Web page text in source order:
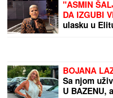
"ASMIN
DA IZGUBI
ulasku u
BOJANA
Sa njom
U BAZENU,